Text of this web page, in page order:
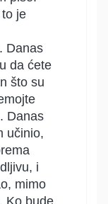
je
Danas
da ćete
što su
Danas
učinio,
i
mimo
Ko bude